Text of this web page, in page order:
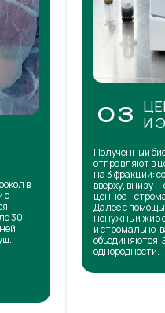
в
с
30
03 И
Полученный
отправляют в
на 3 фракции:
вверху, внизу
ценное –
Далее с
ненужный жир
и стромально-
объединяются.
однородности.